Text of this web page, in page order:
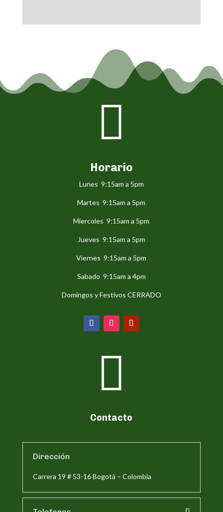

Horario
Lunes 9:15am a 5pm
Martes 9:15am a 5pm
Miercoles 9:15am a 5pm
Jueves 9:15am a 5pm
Viernes 9:15am a 5pm
Sabado 9:15am a 4pm
Domingos y Festivos CERRADO

Contacto
Dirección
Carrera 19 # 53-16 Bogotá – Colombia